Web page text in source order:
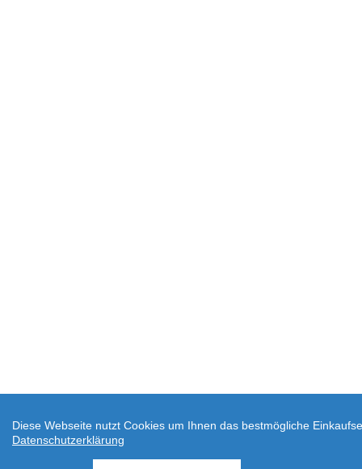
Diese Webseite nutzt Cookies um Ihnen das bestmögliche
Datenschutzerklärung